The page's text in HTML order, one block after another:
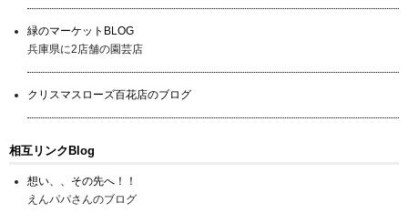
緑のマーケットBLOG
兵庫県に2店舗の園芸店
クリスマスローズ百花店のブログ
相互リンクBlog
想い、、その先へ！！
えんパパさんのブログ